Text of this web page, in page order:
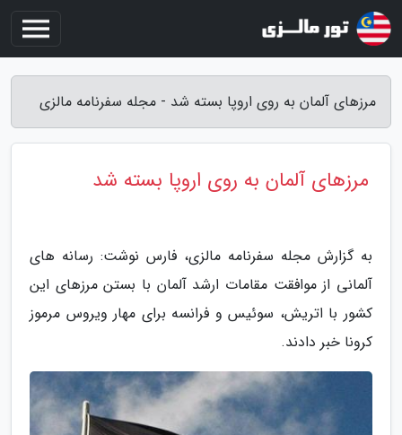
مرزهای آلمان به روی اروپا بسته شد - مجله سفرنامه مالزی
مرزهای آلمان به روی اروپا بسته شد
به گزارش مجله سفرنامه مالزی، فارس نوشت: رسانه های
آلمانی از موافقت مقامات ارشد آلمان با بستن مرزهای این
کشور با اتریش، سوئیس و فرانسه برای مهار ویروس مرموز
کرونا خبر دادند.